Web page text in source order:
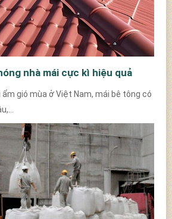
nhà mái cực kì hiệu quả
gió mùa ở Việt Nam, mái bê tông có